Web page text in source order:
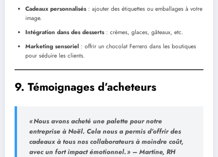
Cadeaux personnalisés: ajouter des étiquettes ou emballages à votre
image.
Intégration dans des desserts: crèmes, glaces, gâteaux, etc.
Marketing sensoriel : offrir un chocolat Ferrero dans les boutiques
pour séduire les clients.
9. Témoignages d’acheteurs
« Nous avons acheté une palette pour notre
entreprise à Noël. Cela nous a permis d’offrir des
cadeaux à tous nos collaborateurs à moindre coût,
avec un fort impact émotionnel. » – Martine, RH